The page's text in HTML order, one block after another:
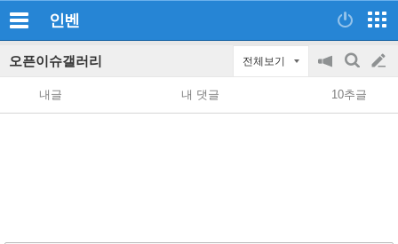
인벤
오픈이슈갤러리 전체보기
공
지
on/off
검
색
글
쓰
내글 내 댓글 10추글